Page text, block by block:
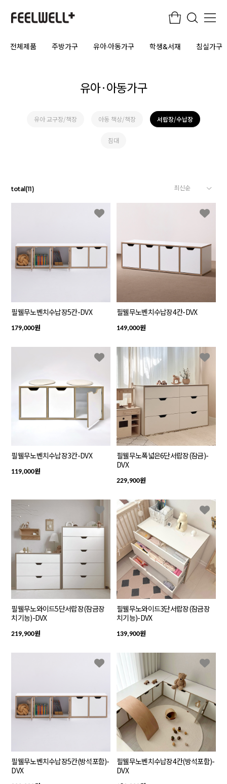
전체제품 주방가구 유아·아동가구 학생&서재 침실가구
유아·아동가구
유아 교구장/책장 아동 책상/책장 서랍장/수납장
침대
total (11)
필웰무노벤치수납장5칸-DVX
179,000원
필웰무노벤치수납장4칸-DVX
149,000원
필웰무노벤치수납장3칸-DVX
119,000원
필웰무노폭넓은6단서랍장(잠금)-
DVX
229,900원
필웰무노와이드5단서랍장(잠금장
치기능)-DVX
219,900원
필웰무노와이드3단서랍장(잠금장
치기능)-DVX
139,900원
필웰무노벤치수납장5칸(방석포함)-
DVX
필웰무노벤치수납장4칸(방석포함)-
DVX